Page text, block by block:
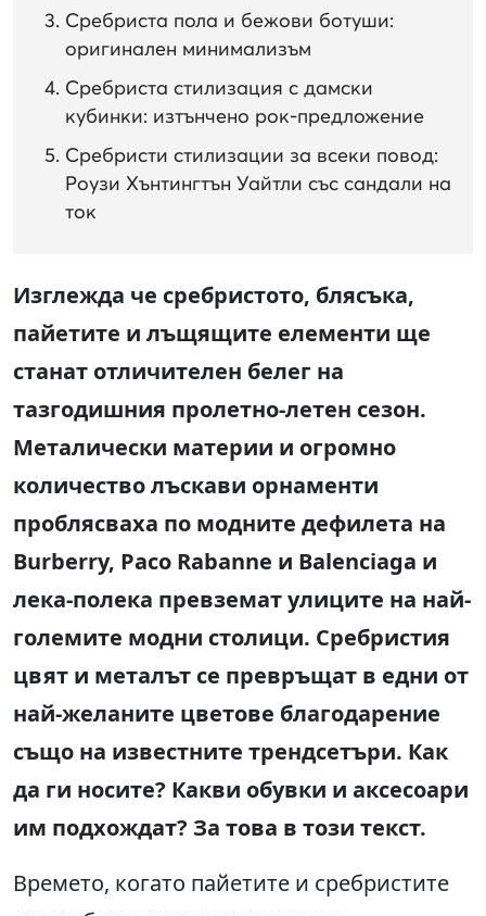
Сребриста пола и бежови ботуши:
оригинален минимализъм
Сребриста стилизация с дамски
кубинки: изтънчено рок-предложение
Сребристи стилизации за всеки повод:
Роузи Хънтингтън Уайтли със сандали на
ток
Изглежда че сребристото, блясъка,
пайетите и лъщящите елементи ще
станат отличителен белег на
тазгодишния пролетно-летен сезон.
Металически материи и огромно
количество лъскави орнаменти
проблясваха по модните дефилета на
Burberry, Paco Rabanne и Balenciaga и
лека-полека превземат улиците на най-
големите модни столици. Сребристия
цвят и металът се превръщат в едни от
най-желаните цветове благодарение
също на известните трендсетъри. Как
да ги носите? Какви обувки и аксесоари
им подхождат? За това в този текст.
Времето, когато пайетите и сребристите